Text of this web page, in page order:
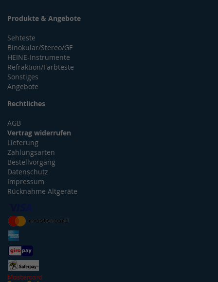
Produkte & Angebote
Sehteste
Binokular/Stereo/GF
HEINE-Instrumente
Refraktion/Farbteste
Sonstiges
Angebote
Rechtliches
AGB
Vertrag widerrufen
Lieferung
Zahlungsarten
Bestellvorgang
Datenschutz
Impressum
Rücknahme Altgeräte